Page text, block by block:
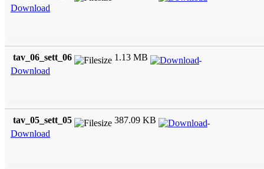
Download
tav_06_sett_06
1.13 MB
Download
tav_05_sett_05
387.09 KB
Download